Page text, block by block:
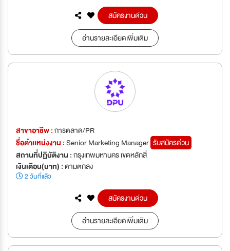
สมัครงานด่วน
อ่านรายละเอียดเพิ่มเติม
สาขาอาชีพ :การตลาด/PR
ชื่อตำเเหน่งงาน :Senior Marketing Manager รับสมัครด่วน
สถานที่ปฏิบัติงาน :กรุงเทพมหานคร เขตหลักสี่
เงินเดือน(บาท) :ตามตกลง
2 วันที่แล้ว
สมัครงานด่วน
อ่านรายละเอียดเพิ่มเติม